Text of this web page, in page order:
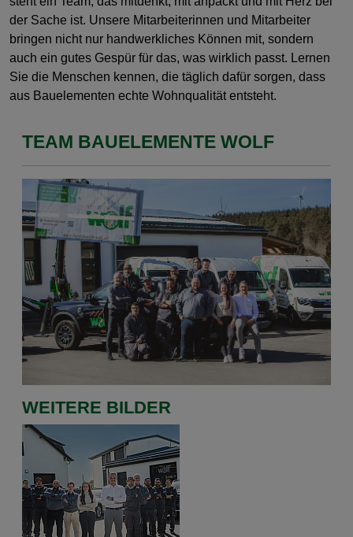
der Sache ist. Unsere Mitarbeiterinnen und Mitarbeiter
bringen nicht nur handwerkliches Können mit, sondern
auch ein gutes Gespür für das, was wirklich passt. Lernen
Sie die Menschen kennen, die täglich dafür sorgen, dass
aus Bauelementen echte Wohnqualität entsteht.
TEAM BAUELEMENTE WOLF
WEITERE BILDER